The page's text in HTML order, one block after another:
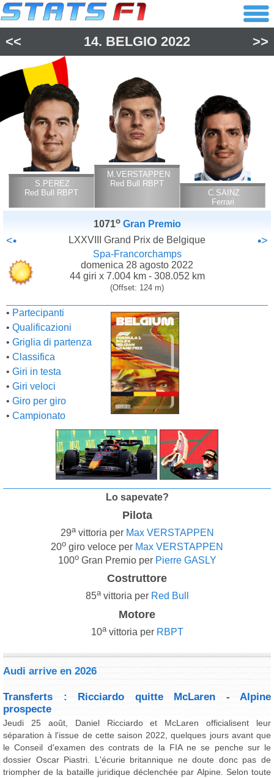
<< 14. BELGIO 2022 >>
S.PEREZ
Red Bull RBPT
M.VERSTAPPEN
Red Bull RBPT
C.SAINZ
Ferrari
1071o Gran Premio
<• LXXVIII Grand Prix de Belgique •>
Spa-Francorchamps
domenica 28 agosto 2022
44 giri x 7.004 km - 308.052 km
(Offset: 124 m)
• Partecipanti
• Qualificazioni
• Griglia di partenza
• Classifica
• Giri in testa
• Giri veloci
• Giro per giro
• Campionato
Lo sapevate?
Pilota
29avittoria per Max VERSTAPPEN
20o giro veloce per Max VERSTAPPEN
100oGran Premio per Pierre GASLY
Costruttore
85avittoria per Red Bull
Motore
10avittoria per RBPT
Audi arrive en 2026
Transferts : Ricciardo quitte McLaren - Alpine
prospecte
Jeudi 25 août, Daniel Ricciardo et McLaren officialisent leur
séparation à l'issue de cette saison 2022, quelques jours avant que
le Conseil d'examen des contrats de la FIA ne se penche sur le
dossier Oscar Piastri. L'écurie britannique ne doute donc pas de
triompher de la bataille juridique déclenchée par Alpine. Selon toute